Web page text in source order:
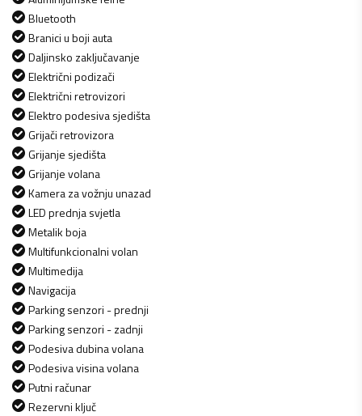
Bluetooth
Branici u boji auta
Daljinsko zaključavanje
Električni podizači
Električni retrovizori
Elektro podesiva sjedišta
Grijači retrovizora
Grijanje sjedišta
Grijanje volana
Kamera za vožnju unazad
LED prednja svjetla
Metalik boja
Multifunkcionalni volan
Multimedija
Navigacija
Parking senzori - prednji
Parking senzori - zadnji
Podesiva dubina volana
Podesiva visina volana
Putni računar
Rezervni ključ